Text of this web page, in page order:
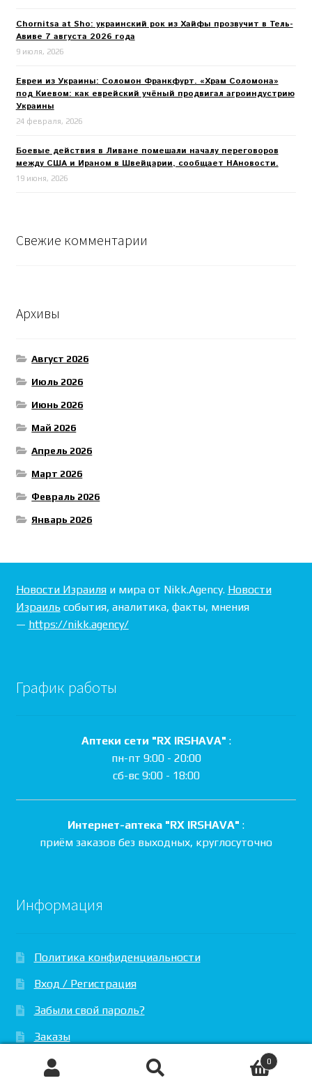
Chornitsa at Sho: украинский рок из Хайфы прозвучит в Тель-
Авиве 7 августа 2026 года
9 июля, 2026
Евреи из Украины: Соломон Франкфурт. «Храм Соломона»
под Киевом: как еврейский учёный продвигал агроиндустрию
Украины
24 февраля, 2026
Боевые действия в Ливане помешали началу переговоров
между США и Ираном в Швейцарии, сообщает НАновости.
19 июня, 2026
Свежие комментарии
Архивы
Август 2026
Июль 2026
Июнь 2026
Май 2026
Апрель 2026
Март 2026
Февраль 2026
Январь 2026
Новости Израиляи мира от Nikk.Agency. Новости
Израильсобытия, аналитика, факты, мнения
— https://nikk.agency/
График работы
Аптеки сети "RX IRSHAVA" :
пн-пт 9:00 - 20:00
сб-вс 9:00 - 18:00
Интернет-аптека "RX IRSHAVA" :
приём заказов без выходных, круглосуточно
Информация
Политика конфиденциальности
Вход / Регистрация
Забыли свой пароль?
Заказы
Вопросы / Ответы
0